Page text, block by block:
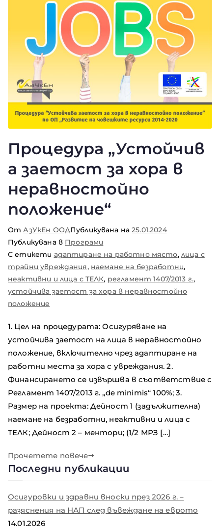
Процедура „Устойчив
а заетост за хора в
неравностойно
положение“
ОтАзУкЕн ООДПубликувана на25.01.2024
Публикувана в Програми
С етикети адаптиране на работно място, лица с
трайни увреждания, наемане на безработни,
неактивни и лица с ТЕЛК, регламент 1407/2013 г.,
устойчива заетост за хора в неравностойно
положение
1. Цел на процедурата: Осигуряване на
устойчива заетост на лица в неравностойно
положение, включително чрез адаптиране на
работни места за хора с увреждания. 2.
Финансирането се извършва в съответствие с
Регламент 1407/2013 г. „de minimis“ 100%; 3.
Размер на проекта: Дейност 1 (задължителна)
наемане на безработни, неактивни и лица с
ТЕЛК; Дейност 2 – ментори; (1/2 МРЗ […]
Прочетете повече
Последни публикации
Осигуровки и здравни вноски през 2026 г. –
разяснения на НАП след въвеждане на еврото
14.01.2026